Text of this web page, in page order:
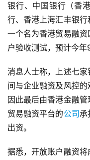
银行、中国银行（香
行、香港上海汇丰银
一个名为香港贸易融
户验收测试，预计今年
消息人士称，上述七
间与企业融资及风控的
因此最后由香港金融
贸易融资平台的公司承
出资。
据悉，开放账户融资